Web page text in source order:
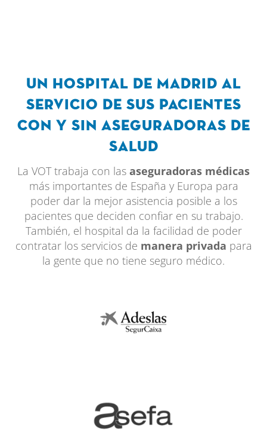
Un hospital de Madrid al
servicio de sus pacientes
con y sin aseguradoras de
salud
La VOT trabaja con las aseguradoras médicas
más importantes de España y Europa para
poder dar la mejor asistencia posible a los
pacientes que deciden confiar en su trabajo.
También, el hospital da la facilidad de poder
contratar los servicios de manera privada para
la gente que no tiene seguro médico.